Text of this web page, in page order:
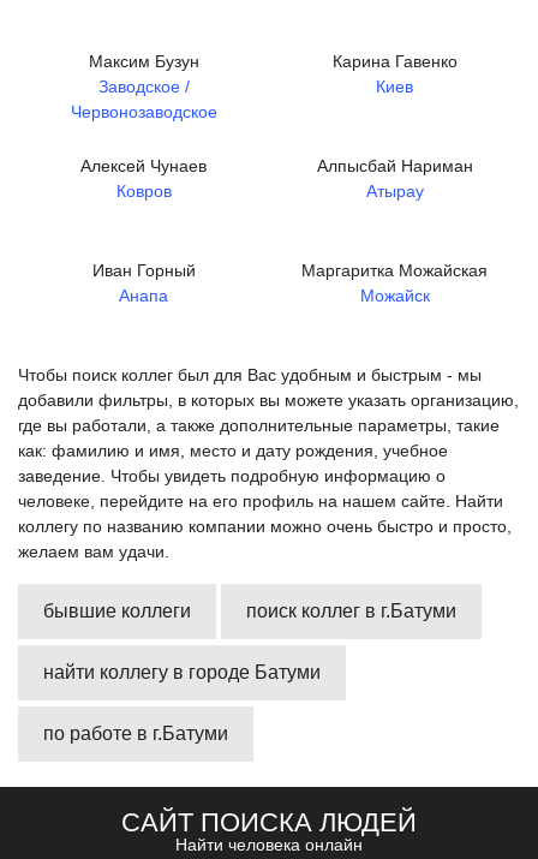
Максим Бузун
Заводское /
Червонозаводское
Карина Гавенко
Киев
Алексей Чунаев
Ковров
Алпысбай Нариман
Атырау
Иван Горный
Анапа
Маргаритка Можайская
Можайск
Чтобы поиск коллег был для Вас удобным и быстрым - мы
добавили фильтры, в которых вы можете указать организацию,
где вы работали, а также дополнительные параметры, такие
как: фамилию и имя, место и дату рождения, учебное
заведение. Чтобы увидеть подробную информацию о
человеке, перейдите на его профиль на нашем сайте. Найти
коллегу по названию компании можно очень быстро и просто,
желаем вам удачи.
бывшие коллеги поиск коллег в г.Батуми
найти коллегу в городе Батуми
по работе в г.Батуми
САЙТ ПОИСКА ЛЮДЕЙ
Найти человека онлайн